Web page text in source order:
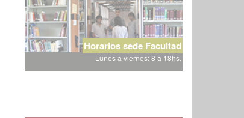
Horarios sede Facultad
Lunes a viernes: 8 a 18hs.